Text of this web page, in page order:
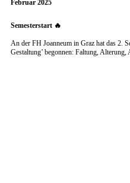
Februar 2025
Semesterstart 🔥
An der FH Joanneum in Graz hat das 2.
Gestaltung’ begonnen: Faltung,